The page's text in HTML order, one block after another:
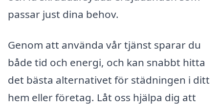
passar just dina behov.
Genom att använda vår tjänst sparar du
både tid och energi, och kan snabbt hitta
det bästa alternativet för städningen i ditt
hem eller företag. Låt oss hjälpa dig att